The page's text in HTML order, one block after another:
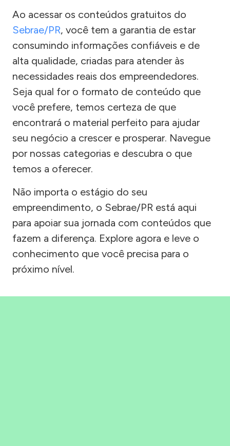
Ao acessar os conteúdos gratuitos do
Sebrae/PR, você tem a garantia de estar
consumindo informações confiáveis e de
alta qualidade, criadas para atender às
necessidades reais dos empreendedores.
Seja qual for o formato de conteúdo que
você prefere, temos certeza de que
encontrará o material perfeito para ajudar
seu negócio a crescer e prosperar. Navegue
por nossas categorias e descubra o que
temos a oferecer.
Não importa o estágio do seu
empreendimento, o Sebrae/PR está aqui
para apoiar sua jornada com conteúdos que
fazem a diferença. Explore agora e leve o
conhecimento que você precisa para o
próximo nível.